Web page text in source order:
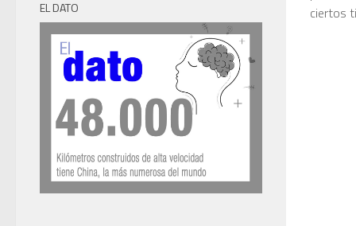
ciertos
EL DATO